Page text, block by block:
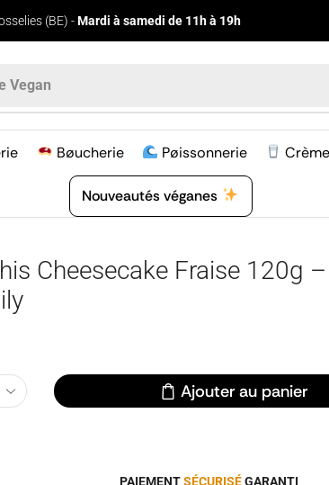
(BE) -Mardi à samedi de 11h à 19h
Vegan
Bøucherie Pøissonnerie
Nouveautés véganes
Cheesecake Fraise 120g
Ajouter au panier
PAIEMENTSÉCURISÉGARANTI